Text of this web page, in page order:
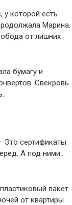
которой есть
Марина.
от лишних
бумагу и
Свекровь
Это сертификаты
А под ними…
пакет.
от квартиры